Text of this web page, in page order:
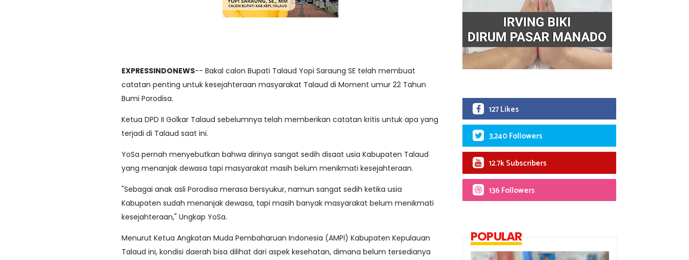
EXPRESSINDONEWS-- Bakal calon Bupati Talaud Yopi Saraung SE telah membuat
catatan penting untuk kesejahteraan masyarakat Talaud di Moment umur 22 Tahun
Bumi Porodisa.
Ketua DPD II Golkar Talaud sebelumnya telah memberikan catatan kritis untuk apa yang
terjadi di Talaud saat ini.
YoSa pernah menyebutkan bahwa dirinya sangat sedih disaat usia Kabupaten Talaud
yang menanjak dewasa tapi masyarakat masih belum menikmati kesejahteraan.
"Sebagai anak asli Porodisa merasa bersyukur, namun sangat sedih ketika usia
Kabupaten sudah menanjak dewasa, tapi masih banyak masyarakat belum menikmati
kesejahteraan," Ungkap YoSa.
Menurut Ketua Angkatan Muda Pembaharuan Indonesia (AMPI) Kabupaten Kepulauan
Talaud ini, kondisi daerah bisa dilihat dari aspek kesehatan, dimana belum tersedianya
127 Likes
3,240 Followers
12.7k Subscribers
136 Followers
POPULAR